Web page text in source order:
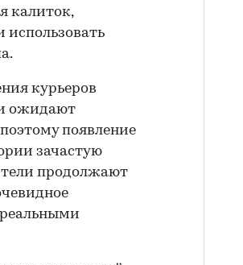
калиток,
использовать
курьеров
ожидают
появление
зачастую
продолжают